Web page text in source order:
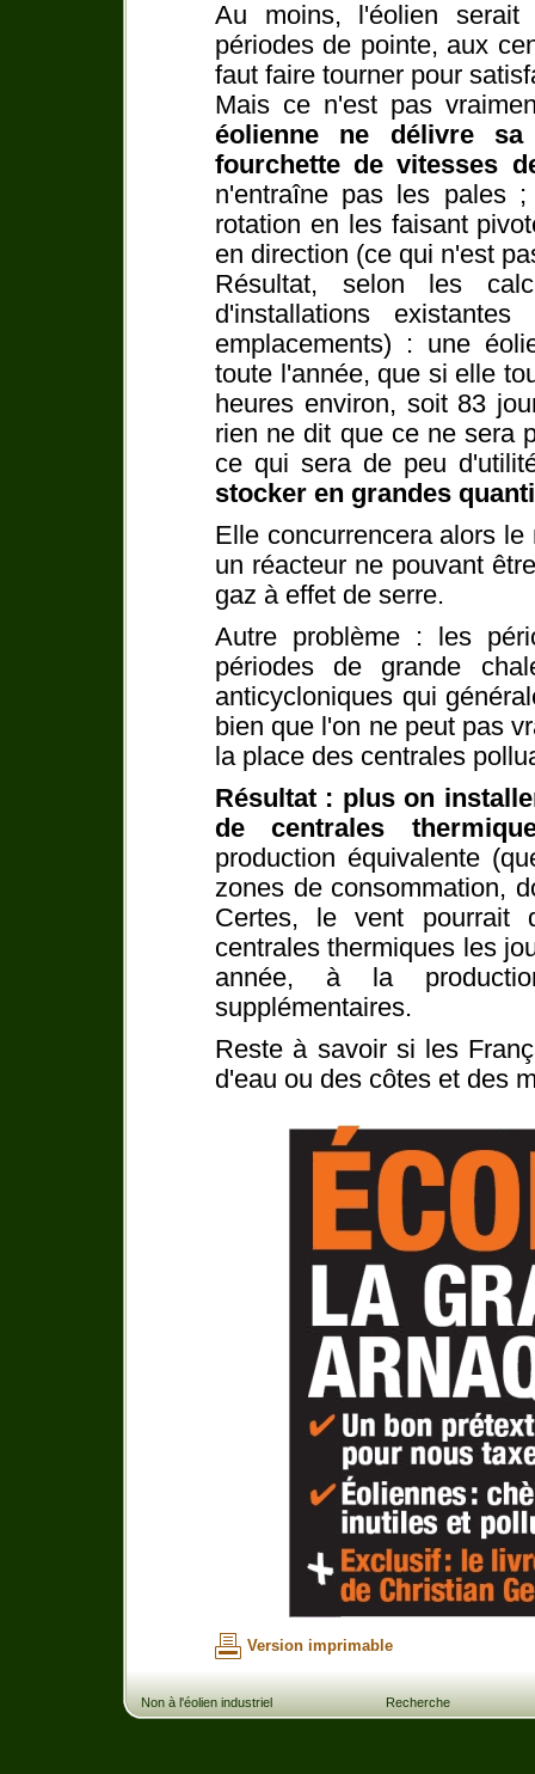
Au moins, l'éolien
périodes de pointe, aux
faut faire tourner pour
Mais ce n'est pas
éolienne ne délivre
fourchette de vitesses
n'entraîne pas les pales
rotation en les faisant
en direction (ce qui n'est
Résultat, selon les
d'installations
emplacements) : une
toute l'année, que si elle
heures environ, soit 83
rien ne dit que ce ne sera
ce qui sera de peu
stocker en grandes
Elle concurrencera alors
un réacteur ne pouvant
gaz à effet de serre.
Autre problème : les
périodes de grande
anticycloniques qui
bien que l'on ne peut pas
la place des centrales
Résultat : plus on
de centrales
production équivalente
zones de consommation,
Certes, le vent pourrait
centrales thermiques les
année, à la
supplémentaires.
Reste à savoir si les
d'eau ou des côtes et des
Version imprimable
Non à l'éolien industriel Recherche